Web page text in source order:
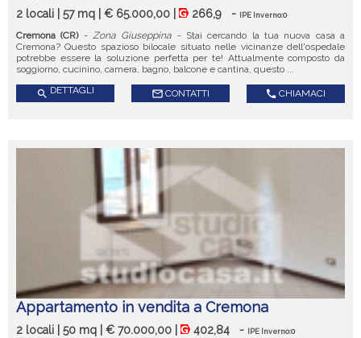
2 locali | 57 mq | € 65.000,00 | 266,9 - IPE Inverno:0
Cremona (CR)-Zona Giuseppina - Stai cercando la tua nuova casa a
Cremona? Questo spazioso bilocale situato nelle vicinanze dell'ospedale
potrebbe essere la soluzione perfetta per te! Attualmente composto da
soggiorno, cucinino, camera, bagno, balcone e cantina, questo ...
search DETTAGLI mail_outline CONTATTI call CHIAMACI
Appartamento in vendita a Cremona
2 locali | 50 mq | € 70.000,00 | 402,84 - IPE Inverno:0